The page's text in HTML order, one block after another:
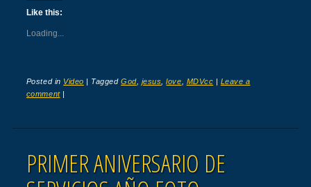
Like this:
Loading...
Posted in Video | TaggedGod, jesus ,love MDVcc | Leave a
comment |
PRIMER ANIVERSARIO DE